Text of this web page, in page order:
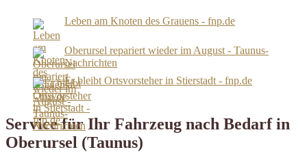
Leben am Knoten des Grauens - fnp.de
Oberursel repariert wieder im August - Taunus-
Nachrichten
Er bleibt Ortsvorsteher in Stierstadt - fnp.de
Service für Ihr Fahrzeug nach Bedarf in
Oberursel (Taunus)